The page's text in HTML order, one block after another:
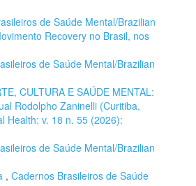
de Saúde Mental/Brazilian
Recovery no Brasil, nos
de Saúde Mental/Brazilian
CULTURA E SAÚDE MENTAL:
Rodolpho Zaninelli (Curitiba,
Health: v. 18 n. 55 (2026):
de Saúde Mental/Brazilian
, Cadernos Brasileiros de Saúde